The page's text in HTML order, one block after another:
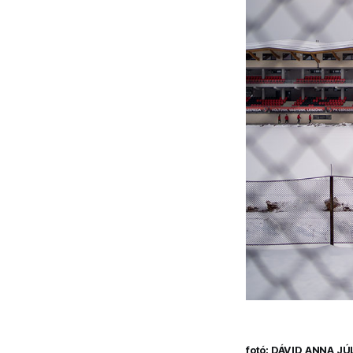
fotó: DÁVID ANNA